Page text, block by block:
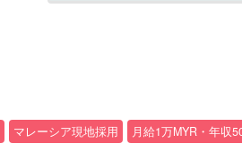
マレーシア現地採用 月給1万MYR・年収